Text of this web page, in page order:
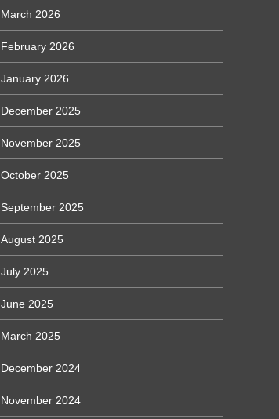
March 2026
February 2026
January 2026
December 2025
November 2025
October 2025
September 2025
August 2025
July 2025
June 2025
March 2025
December 2024
November 2024